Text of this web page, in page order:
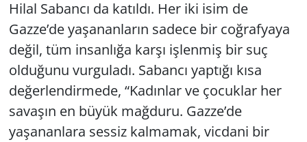
Hilal Sabancı da katıldı. Her iki isim de
Gazze’de yaşananların sadece bir coğrafyaya
değil, tüm insanlığa karşı işlenmiş bir suç
olduğunu vurguladı. Sabancı yaptığı kısa
değerlendirmede, “Kadınlar ve çocuklar her
savaşın en büyük mağduru. Gazze’de
yaşananlara sessiz kalmamak, vicdani bir